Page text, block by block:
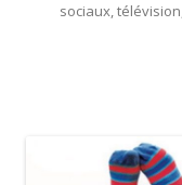
sociaux,